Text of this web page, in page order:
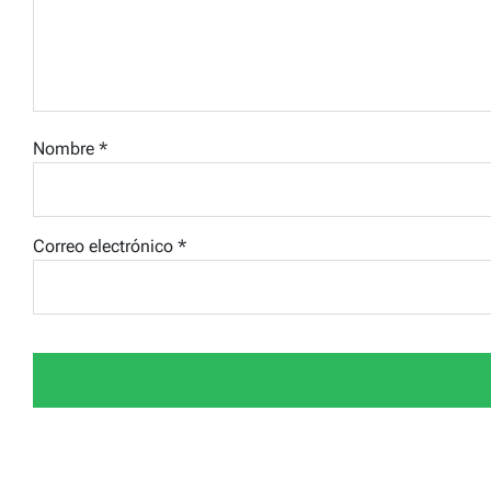
Nombre *
Correo electrónico *